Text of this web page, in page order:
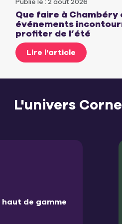
Que faire à Chambéry
événements
profiter de l’été
Lire l'article
L'univers
de gamme